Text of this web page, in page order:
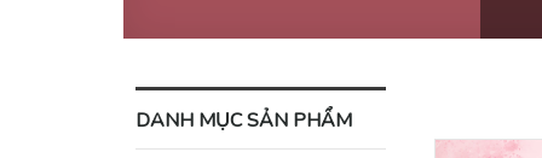
DANH MỤC SẢN PHẨM